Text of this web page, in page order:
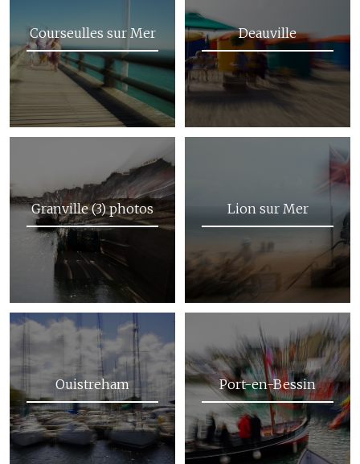
p
r
n
c
p
a
l
Courseulles sur Mer Deauville
Granville (3) photos Lion sur Mer
Ouistreham Port-en-Bessin